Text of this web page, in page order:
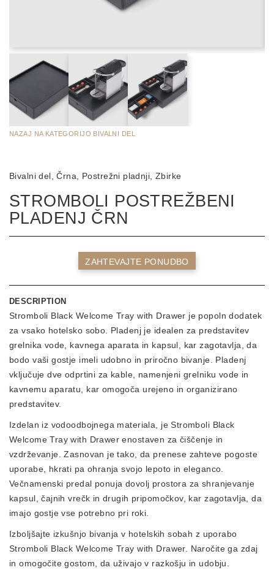
NAZAJ NA KATEGORIJO BIVALNI DEL
Bivalni del Črna Postrežni pladnji Zbirke
STROMBOLI POSTREŽBENI
PLADENJ ČRN
ZAHTEVAJTE PONUDBO
DESCRIPTION
Stromboli Black Welcome Tray with Drawer je popoln dodatek
za vsako hotelsko sobo. Pladenj je idealen za predstavitev
grelnika vode, kavnega aparata in kapsul, kar zagotavlja, da
bodo vaši gostje imeli udobno in priročno bivanje. Pladenj
vključuje dve odprtini za kable, namenjeni grelniku vode in
kavnemu aparatu, kar omogoča urejeno in organizirano
predstavitev.
Izdelan iz vodoodbojnega materiala, je Stromboli Black
Welcome Tray with Drawer enostaven za čiščenje in
vzdrževanje. Zasnovan je tako, da prenese zahteve pogoste
uporabe, hkrati pa ohranja svojo lepoto in eleganco.
Večnamenski predal ponuja dovolj prostora za shranjevanje
kapsul, čajnih vrečk in drugih pripomočkov, kar zagotavlja, da
imajo gostje vse potrebno pri roki.
Izboljšajte izkušnjo bivanja v hotelskih sobah z uporabo
Stromboli Black Welcome Tray with Drawer. Naročite ga zdaj
in omogočite gostom, da uživajo v razkošju in udobju.